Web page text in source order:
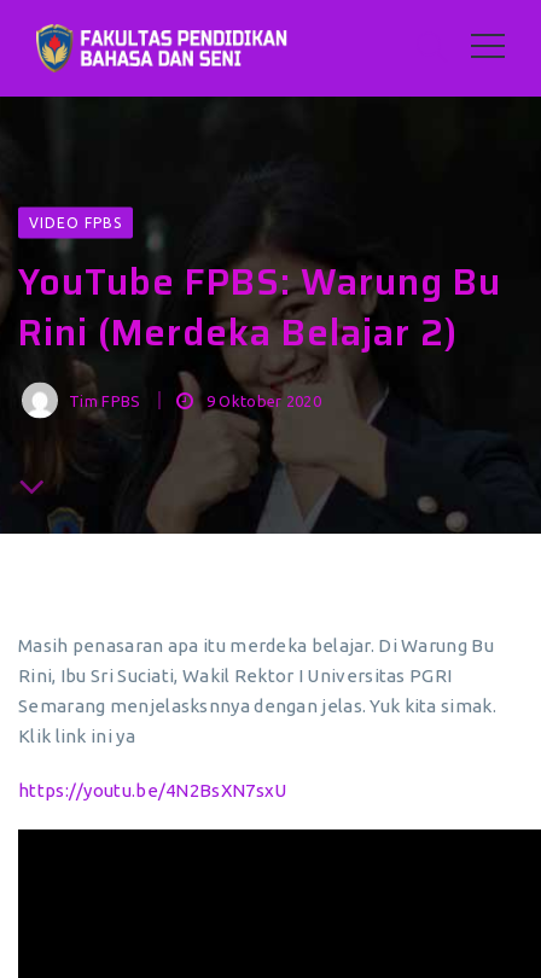
VIDEO FPBS
YouTube FPBS: Warung Bu
Rini (Merdeka Belajar 2)
Tim FPBS 9 Oktober 2020
Masih penasaran apa itu merdeka belajar. Di Warung Bu
Rini, Ibu Sri Suciati, Wakil Rektor I Universitas PGRI
Semarang menjelasksnnya dengan jelas. Yuk kita simak.
Klik link ini ya
https://youtu.be/4N2BsXN7sxU